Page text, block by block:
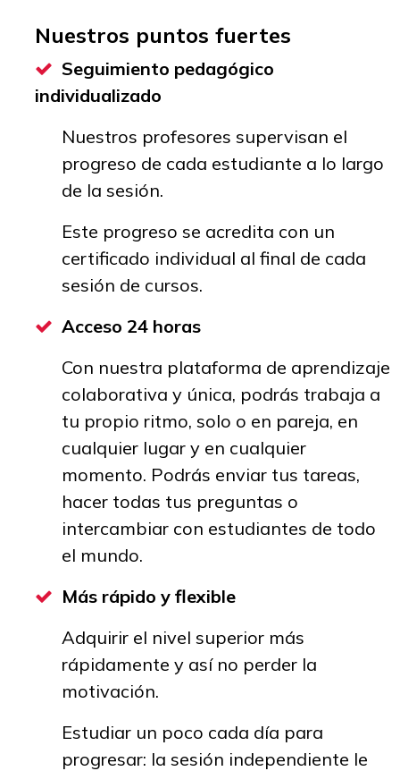
Nuestros puntos fuertes
Seguimiento pedagógico
individualizado
Nuestros profesores supervisan el
progreso de cada estudiante a lo largo
de la sesión.
Este progreso se acredita con un
certificado individual al final de cada
sesión de cursos.
Acceso 24 horas
Con nuestra plataforma de aprendizaje
colaborativa y única, podrás trabaja a
tu propio ritmo, solo o en pareja, en
cualquier lugar y en cualquier
momento. Podrás enviar tus tareas,
hacer todas tus preguntas o
intercambiar con estudiantes de todo
el mundo.
Más rápido y flexible
Adquirir el nivel superior más
rápidamente y así no perder la
motivación.
Estudiar un poco cada día para
progresar: la sesión independiente le